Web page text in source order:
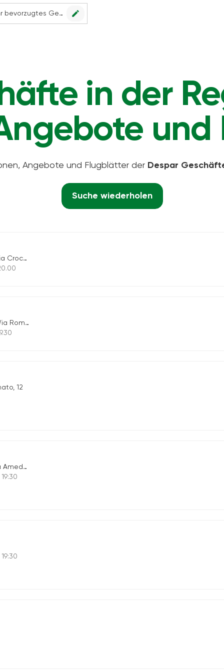
Kein Geschäft ausgewählt. Wählen Sie Ihr bevorzugtes Geschäft, um alle Angebote sehen zu können. edit
in der
und
Angebote und Flugblätter der Despar
Suche wiederholen
Croce,8
Roma, 37
12
D'aosta